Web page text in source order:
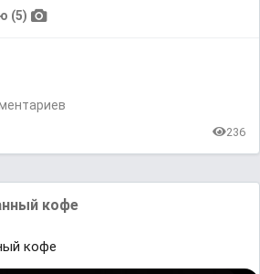
(5)
236
кофе
кофе